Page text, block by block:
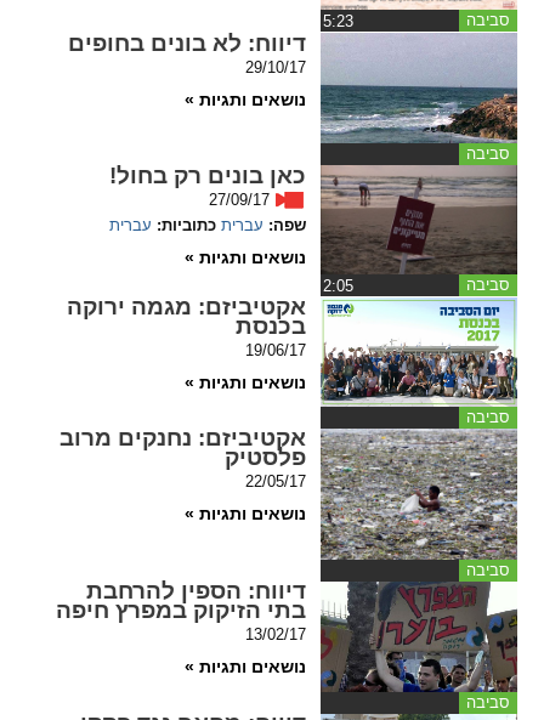
font_download
cached
כל
ההגדרות
משוב
סביבה
סביבה
דיווח: לא בונים בחופים
29/10/17
נושאים ותגיות »
סביבה
כאן בונים רק בחול!
27/09/17
שפה: עברית כתוביות: עברית
נושאים ותגיות »
סביבה
אקטיביזם : מגמה ירוקה
בכנסת
19/06/17
נושאים ותגיות »
סביבה
אקטיביזם : נחנקים מרוב
פלסטיק
22/05/17
נושאים ותגיות »
סביבה
דיווח : הספין להרחבת
בתי הזיקוק במפרץ חיפה
13/02/17
נושאים ותגיות »